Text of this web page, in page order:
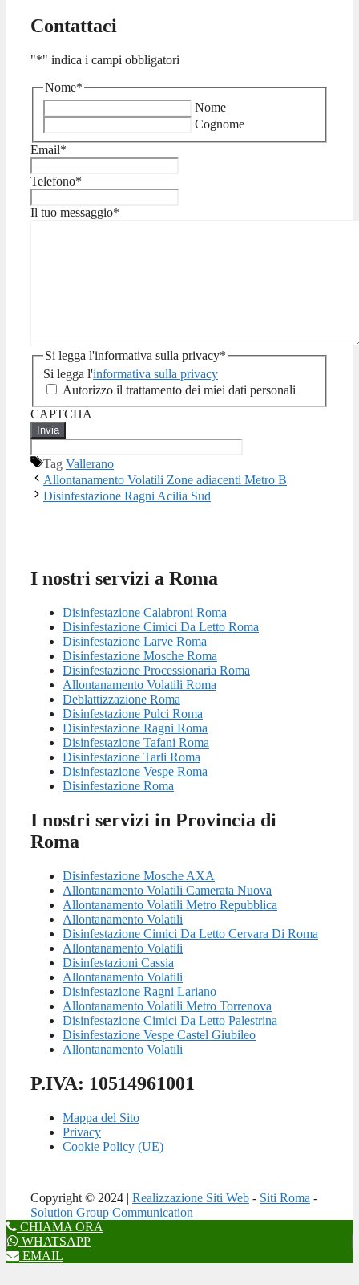
Contattaci
"*" indica i campi obbligatori
Nome*
Nome
Cognome
Email*
Telefono*
Il tuo messaggio*
Si legga l'informativa sulla privacy*
Si legga l'informativa sulla privacy
Autorizzo il trattamento dei miei dati personali
CAPTCHA
Tag Vallerano
Allontanamento Volatili Zone adiacenti Metro B
Disinfestazione Ragni Acilia Sud
I nostri servizi a Roma
Disinfestazione Calabroni Roma
Disinfestazione Cimici Da Letto Roma
Disinfestazione Larve Roma
Disinfestazione Mosche Roma
Disinfestazione Processionaria Roma
Allontanamento Volatili Roma
Deblattizzazione Roma
Disinfestazione Pulci Roma
Disinfestazione Ragni Roma
Disinfestazione Tafani Roma
Disinfestazione Tarli Roma
Disinfestazione Vespe Roma
Disinfestazione Roma
I nostri servizi in Provincia di
Roma
Disinfestazione Mosche AXA
Allontanamento Volatili Camerata Nuova
Allontanamento Volatili Metro Repubblica
Allontanamento Volatili
Disinfestazione Cimici Da Letto Cervara Di Roma
Allontanamento Volatili
Disinfestazioni Cassia
Allontanamento Volatili
Disinfestazione Ragni Lariano
Allontanamento Volatili Metro Torrenova
Disinfestazione Cimici Da Letto Palestrina
Disinfestazione Vespe Castel Giubileo
Allontanamento Volatili
P.IVA: 10514961001
Mappa del Sito
Privacy
Cookie Policy (UE)
Copyright © 2024 | Realizzazione Siti Web - Siti Roma -
Solution Group Communication
CHIAMA ORA
WHATSAPP
EMAIL